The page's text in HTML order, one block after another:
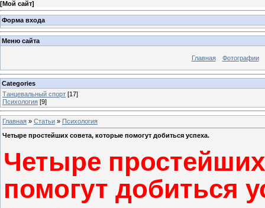
[Мой сайт]
Форма входа
Меню сайта
Главная Фотографии
Categories
Танцевальный спорт [17]
Психология [9]
Главная » Статьи » Психология
Четыре простейших совета, которые помогут добиться успеха.
Четыре
помогут добиться